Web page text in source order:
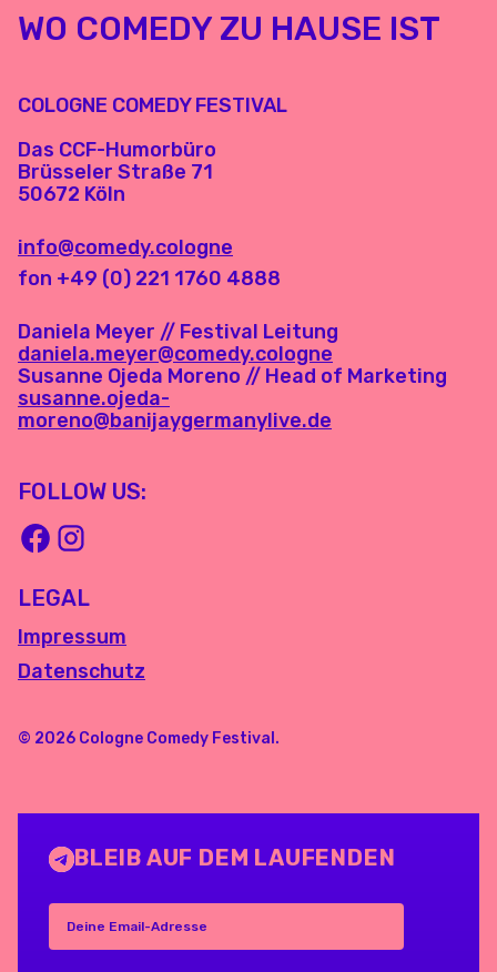
WO COMEDY ZU HAUSE IST
COLOGNE COMEDY FESTIVAL
Das CCF-Humorbüro
Brüsseler Straße 71
50672 Köln
info@comedy.cologne
fon +49 (0) 221 1760 4888
Daniela Meyer // Festival Leitung
daniela.meyer@comedy.cologne
Susanne Ojeda Moreno // Head of Marketing
susanne.ojeda-
moreno@banijaygermanylive.de
FOLLOW US:
LEGAL
Impressum
Datenschutz
© 2026 Cologne Comedy Festival.
BLEIB AUF DEM LAUFENDEN
Deine Email-Adresse